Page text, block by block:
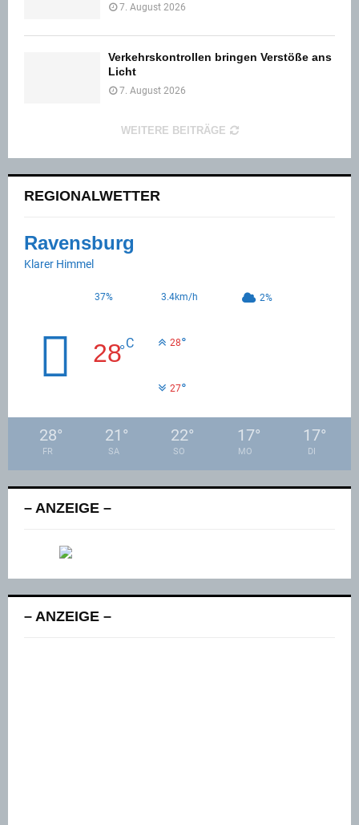
7. August 2026
Verkehrskontrollen bringen Verstöße ans
Licht
7. August 2026
WEITERE BEITRÄGE
REGIONALWETTER
Ravensburg
Klarer Himmel
37% 3.4km/h 2%
28°C 28°
27°
28°
FR
21 °
SA
22°
SO
17°
MO
17°
DI
– ANZEIGE –
– ANZEIGE –